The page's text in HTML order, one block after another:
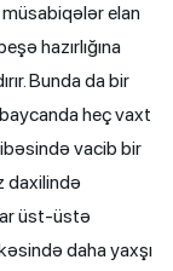
elan
hazırlığına
Bunda da bir
heç vaxt
vacib bir
daxilində
üst-üstə
daha yaxşı